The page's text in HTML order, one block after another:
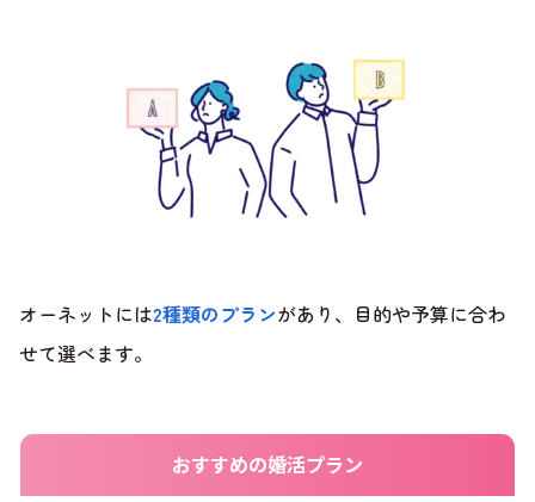
オーネットには2種類のプランがあり、目的や予算に合わ
せて選べます。
おすすめの婚活プラン